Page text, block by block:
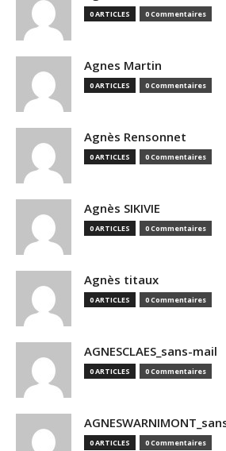
0 ARTICLES 0 Commentaires
Agnes Martin
0 ARTICLES 0 Commentaires
Agnès Rensonnet
0 ARTICLES 0 Commentaires
Agnès SIKIVIE
0 ARTICLES 0 Commentaires
Agnès titaux
0 ARTICLES 0 Commentaires
AGNESCLAES_sans-mail
0 ARTICLES 0 Commentaires
0 ARTICLES 0 Commentaires